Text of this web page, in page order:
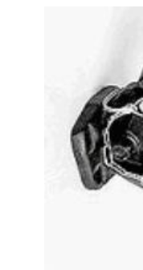
Любими
0 продукта
Количка
0 продукта